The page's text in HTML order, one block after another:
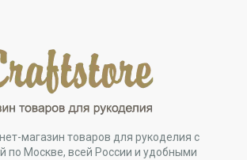
магазин товаров для рукоделия с
по Москве, всей России и удобными